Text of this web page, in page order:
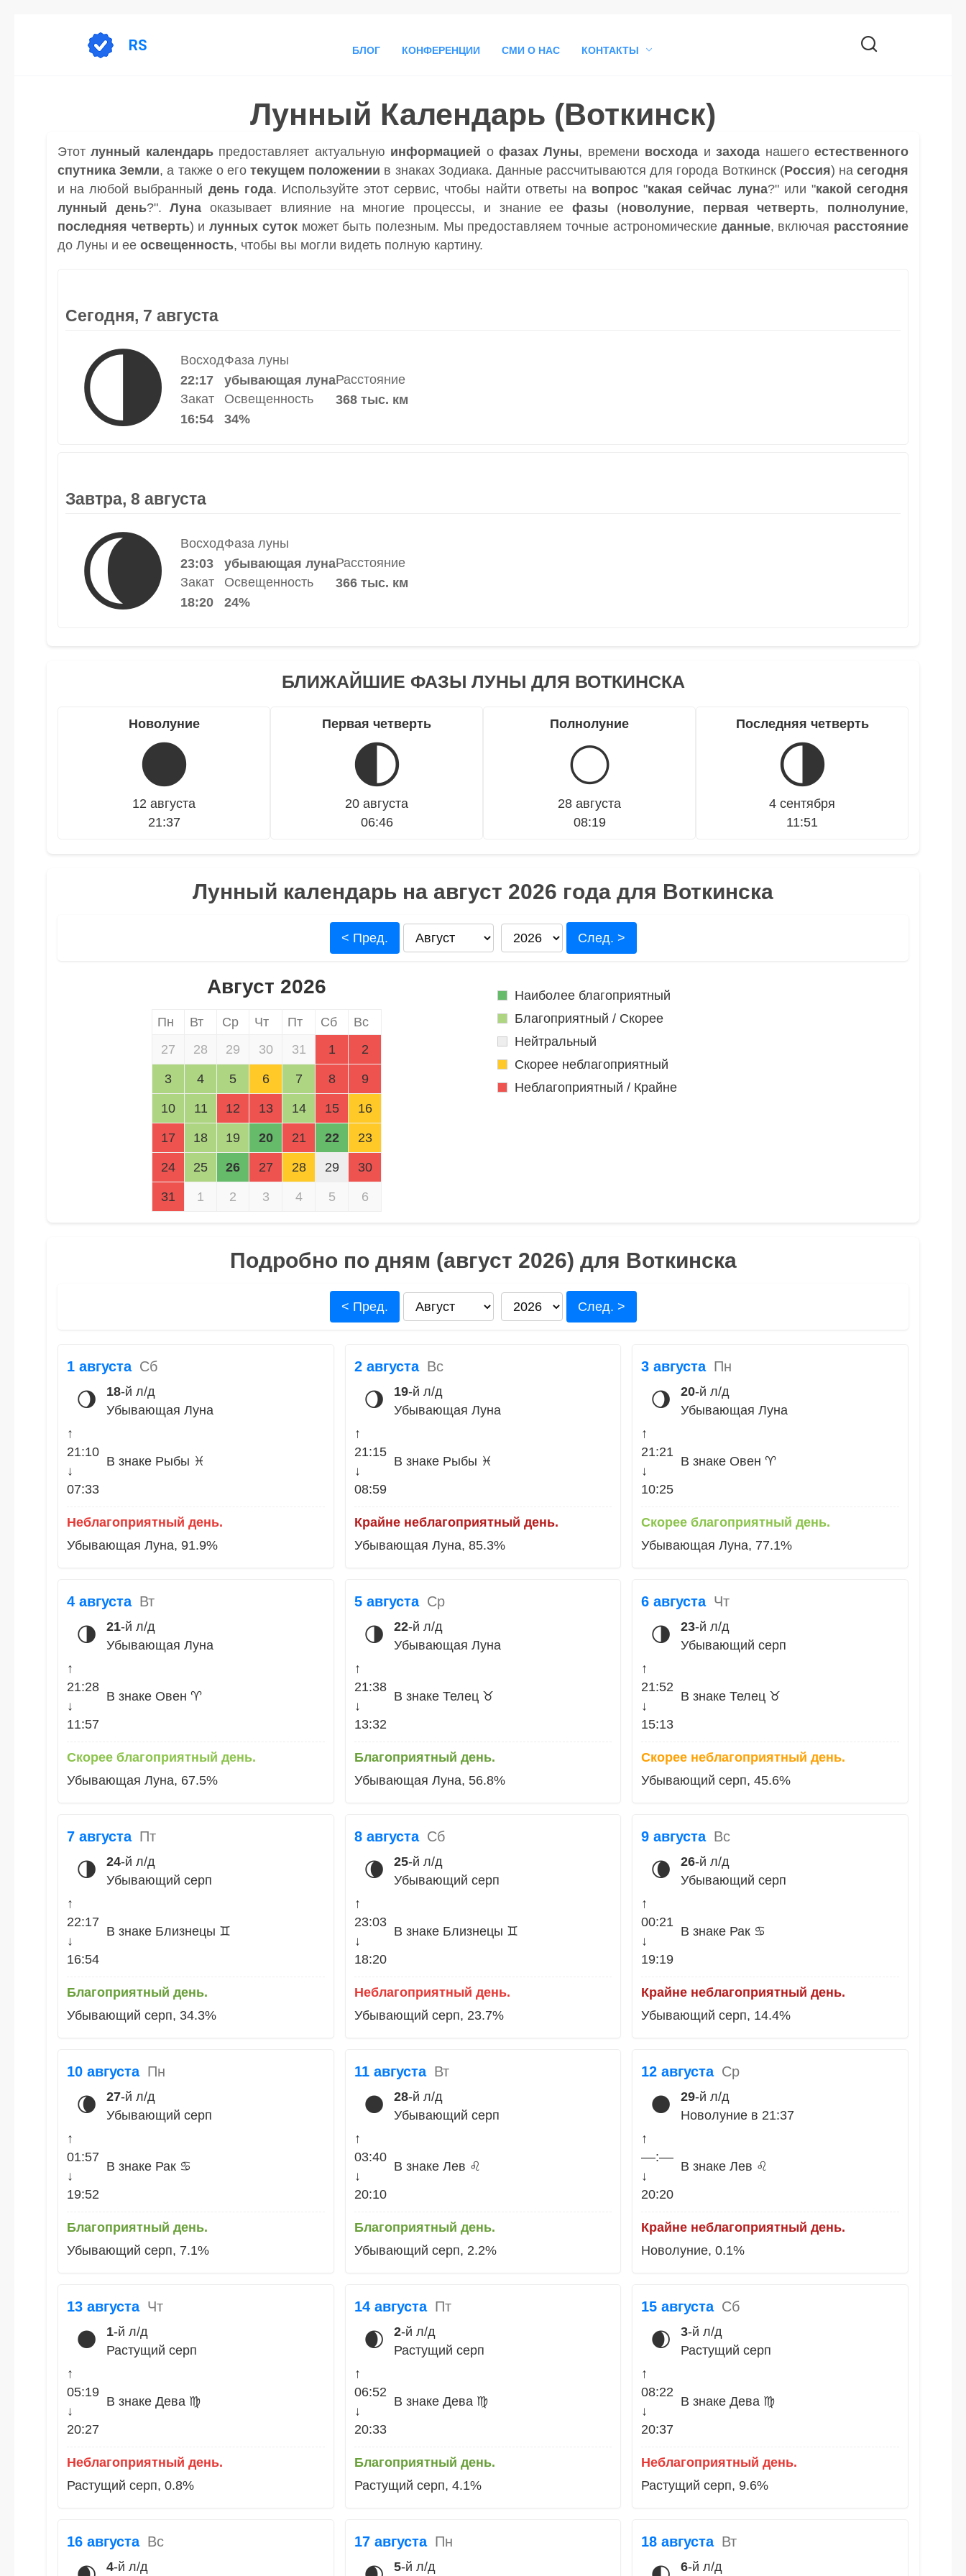
RS БЛОГ КОНФЕРЕНЦИИ СМИ О НАС КОНТАКТЫ
Лунный Календарь (Воткинск)
Этотлунный календарьпредоставляет актуальную информацией офазах Луны, времени восхода изахода нашегоестественного
спутника Земли, а также о еготекущем положении в знаках Зодиака. Данные рассчитываются для города Воткинск (Россия) насегодня
и на любой выбранный день года. Используйте этот сервис, чтобы найти ответы на вопрос "какая сейчас луна?" или "какой сегодня
лунный день?".Луна оказывает влияние на многие процессы, и знание еефазы (новолуние, первая четверть, полнолуние,
последняя четверть) илунных сутокможет быть полезным. Мы предоставляем точные астрономические данные, включая расстояние
до Луны и ее освещенность, чтобы вы могли видеть полную картину.
Сегодня, 7 августа
🌗
Восход
22:17
Закат
16:54
Фаза луны
убывающая луна
Освещенность
34%
Расстояние
368 тыс. км
Завтра, 8 августа
🌘
Восход
23:03
Закат
18:20
Фаза луны
убывающая луна
Освещенность
24%
Расстояние
366 тыс. км
БЛИЖАЙШИЕ ФАЗЫ ЛУНЫ ДЛЯ ВОТКИНСКА
Новолуние
🌑
12 августа
21:37
Первая четверть
🌓
20 августа
06:46
Полнолуние
🌕
28 августа
08:19
Последняя четверть
🌗
4 сентября
11:51
Лунный календарь на август 2026 года для Воткинска
< Пред. След. >
Август 2026
Пн Вт Ср Чт Пт Сб
Вс
27
28 29 30 31 1 2
3 4 5 6 7 8 9
10 11 12 13 14 15 16
17 18 19 20 21 22 23
24 25 26 27 28 29 30
31 1 2 3 4 5 6
Наиболее благоприятный
Благоприятный / Скорее
Нейтральный
Скорее неблагоприятный
Неблагоприятный / Крайне
Подробно по дням (август 2026) для Воткинска
< Пред. След. >
1 августа Сб
🌖 18-й л/д
Убывающая Луна
↑
21:10
↓
07:33
В знаке Рыбы ♓
Неблагоприятный день.
Убывающая Луна, 91.9%
2 августа Вс
🌖 19-й л/д
Убывающая Луна
↑
21:15
↓
08:59
В знаке Рыбы ♓
Крайне неблагоприятный день.
Убывающая Луна, 85.3%
3 августа Пн
🌖 20-й л/д
Убывающая Луна
↑
21:21
↓
10:25
В знаке Овен ♈
Скорее благоприятный день.
Убывающая Луна, 77.1%
4 августа Вт
🌗 21-й л/д
Убывающая Луна
↑
21:28
↓
11:57
В знаке Овен ♈
Скорее благоприятный день.
Убывающая Луна, 67.5%
5 августа Ср
🌗 22-й л/д
Убывающая Луна
↑
21:38
↓
13:32
В знаке Телец ♉
Благоприятный день.
Убывающая Луна, 56.8%
6 августа Чт
🌗 23-й л/д
Убывающий серп
↑
21:52
↓
15:13
В знаке Телец ♉
Скорее неблагоприятный день.
Убывающий серп, 45.6%
7 августа Пт
🌗 24-й л/д
Убывающий серп
↑
22:17
↓
16:54
В знаке Близнецы ♊
Благоприятный день.
Убывающий серп, 34.3%
8 августа Сб
🌘 25-й л/д
Убывающий серп
↑
23:03
↓
18:20
В знаке Близнецы ♊
Неблагоприятный день.
Убывающий серп, 23.7%
9 августа Вс
🌘 26-й л/д
Убывающий серп
↑
00:21
↓
19:19
В знаке Рак ♋
Крайне неблагоприятный день.
Убывающий серп, 14.4%
10 августа Пн
🌘 27-й л/д
Убывающий серп
↑
01:57
↓
19:52
В знаке Рак ♋
Благоприятный день.
Убывающий серп, 7.1%
11 августа Вт
🌑 28-й л/д
Убывающий серп
↑
03:40
↓
20:10
В знаке Лев ♌
Благоприятный день.
Убывающий серп, 2.2%
12 августа Ср
🌑 29-й л/д
Новолуние в 21:37
↑
––:––
↓
20:20
В знаке Лев ♌
Крайне неблагоприятный день.
Новолуние, 0.1%
13 августа Чт
🌑 1-й л/д
Растущий серп
↑
05:19
↓
20:27
В знаке Дева ♍
Неблагоприятный день.
Растущий серп, 0.8%
14 августа Пт
🌒 2-й л/д
Растущий серп
↑
06:52
↓
20:33
В знаке Дева ♍
Благоприятный день.
Растущий серп, 4.1%
15 августа Сб
🌒 3-й л/д
Растущий серп
↑
08:22
↓
20:37
В знаке Дева ♍
Неблагоприятный день.
Растущий серп, 9.6%
16 августа Вс
4-й л/д
17 августа Пн
5-й л/д
18 августа Вт
6-й л/д